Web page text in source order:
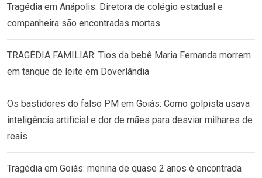
Tragédia em Anápolis: Diretora de colégio estadual e
companheira são encontradas mortas
TRAGÉDIA FAMILIAR: Tios da bebê Maria Fernanda morrem
em tanque de leite em Doverlândia
Os bastidores do falso PM em Goiás: Como golpista usava
inteligência artificial e dor de mães para desviar milhares de
reais
Tragédia em Goiás: menina de quase 2 anos é encontrada